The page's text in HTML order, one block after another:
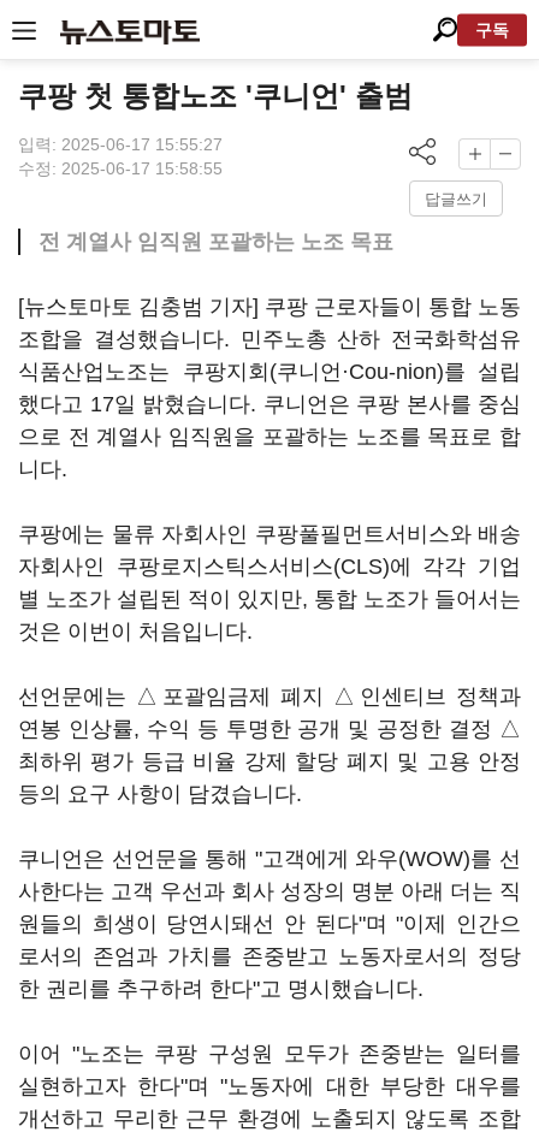
구독
쿠팡 첫 통합노조 '쿠니언' 출범
입력: 2025-06-17 15:55:27
수정: 2025-06-17 15:58:55
답글쓰기
전 계열사 임직원 포괄하는 노조 목표
[뉴스토마토 김충범 기자] 쿠팡 근로자들이 통합 노동
조합을 결성했습니다. 민주노총 산하 전국화학섬유
식품산업노조는 쿠팡지회(쿠니언·Cou-nion)를 설립
했다고 17일 밝혔습니다. 쿠니언은 쿠팡 본사를 중심
으로 전 계열사 임직원을 포괄하는 노조를 목표로 합
니다.
쿠팡에는 물류 자회사인 쿠팡풀필먼트서비스와 배송
자회사인 쿠팡로지스틱스서비스(CLS)에 각각 기업
별 노조가 설립된 적이 있지만, 통합 노조가 들어서는
것은 이번이 처음입니다.
선언문에는 △포괄임금제 폐지 △인센티브 정책과
연봉 인상률, 수익 등 투명한 공개 및 공정한 결정 △
최하위 평가 등급 비율 강제 할당 폐지 및 고용 안정
등의 요구 사항이 담겼습니다.
쿠니언은 선언문을 통해 "고객에게 와우(WOW)를 선
사한다는 고객 우선과 회사 성장의 명분 아래 더는 직
원들의 희생이 당연시돼선 안 된다"며 "이제 인간으
로서의 존엄과 가치를 존중받고 노동자로서의 정당
한 권리를 추구하려 한다"고 명시했습니다.
이어 "노조는 쿠팡 구성원 모두가 존중받는 일터를
실현하고자 한다"며 "노동자에 대한 부당한 대우를
개선하고 무리한 근무 환경에 노출되지 않도록 조합